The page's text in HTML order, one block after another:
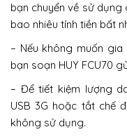
bạn chuyển về sử
bao nhiêu tính tiền bất
– Nếu không muốn
bạn soạn HUY FCU70
– Để tiết kiệm lượng
USB 3G hoặc tắt chế
không sử dụng.